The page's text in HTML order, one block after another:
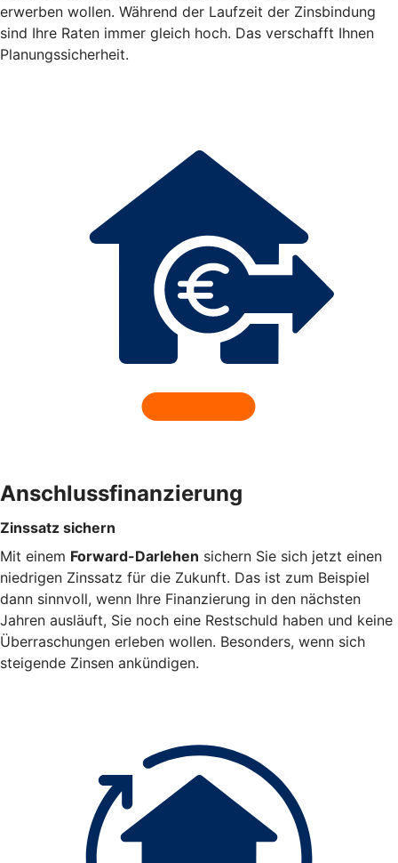
erwerben wollen. Während der Laufzeit der Zinsbindung
sind Ihre Raten immer gleich hoch. Das verschafft Ihnen
Planungssicherheit.
Anschlussfinanzierung
Zinssatz sichern
Mit einem Forward-Darlehen sichern Sie sich jetzt einen
niedrigen Zinssatz für die Zukunft. Das ist zum Beispiel
dann sinnvoll, wenn Ihre Finanzierung in den nächsten
Jahren ausläuft, Sie noch eine Restschuld haben und keine
Überraschungen erleben wollen. Besonders, wenn sich
steigende Zinsen ankündigen.